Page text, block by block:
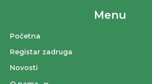
Menu
Početna
Registar zadruga
Novosti